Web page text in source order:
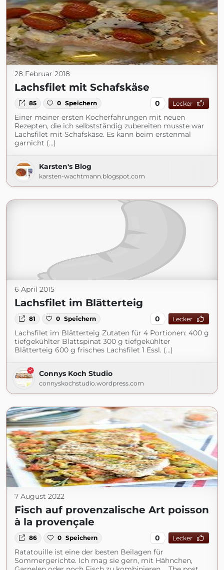
28 Februar 2018
Lachsfilet mit Schafskäse
85 0 Speichern 0 Lecker
Einer meiner ersten Kocherfahrungen mit neuen
Rezepten, die ich selbstständig zubereiten musste war
Lachsfilet mit Schafskäse. Es kann beim erstenmal
garnicht (...)
Karsten's Blog
karsten-wachtmann.blogspot.com
6 April 2015
Lachsfilet im Blätterteig
81 0 Speichern 0 Lecker
Lachsfilet im Blätterteig Zutaten für 4 Portionen: 400 g
tiefgekühlter Blattspinat 300 g tiefgekühlter
Blätterteig 600 g frisches Lachsfilet 1 Essl. (...)
Connys Koch Studio
connyskochstudio.wordpress.com
7 August 2022
Fisch auf provenzalische Art poisson
à la provençale
86 0 Speichern 0 Lecker
Ratatouille ist eine der besten Beilagen für
Sommergerichte. Ich mag sie gern, mit Hähnchen,